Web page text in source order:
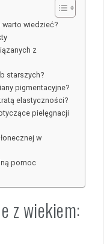
warto wiedzieć?
z
starszych?
pigmentacyjne?
elastyczności?
pielęgnacji
w
pomoc
z wiekiem: